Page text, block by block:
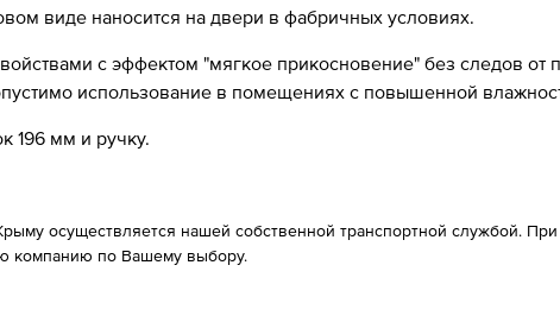
виде наносится на двери в фабричных условиях.
с эффектом "мягкое прикосновение" без следов от
использование в помещениях с повышенной
196 мм и ручку.
осуществляется нашей собственной транспортной службой.
компанию по Вашему выбору.